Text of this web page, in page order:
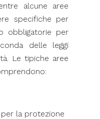
alcune aree
specifiche per
obbligatorie per
delle leggi
Le tipiche aree
la protezione